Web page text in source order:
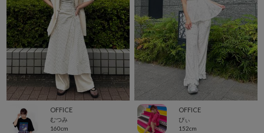
OFFICE
むつみ
160cm
OFFICE
ぴぃ
152cm